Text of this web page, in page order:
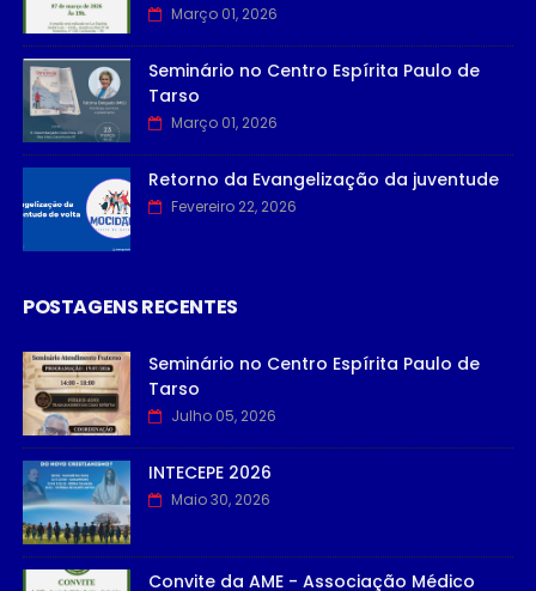
Março 01, 2026
Seminário no Centro Espírita Paulo de
Tarso
Março 01, 2026
Retorno da Evangelização da juventude
Fevereiro 22, 2026
POSTAGENS RECENTES
Seminário no Centro Espírita Paulo de
Tarso
Julho 05, 2026
INTECEPE 2026
Maio 30, 2026
Convite da AME - Associação Médico